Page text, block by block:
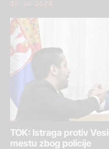
30. jul 2026.
TOK: Istraga protiv
mestu zbog policije